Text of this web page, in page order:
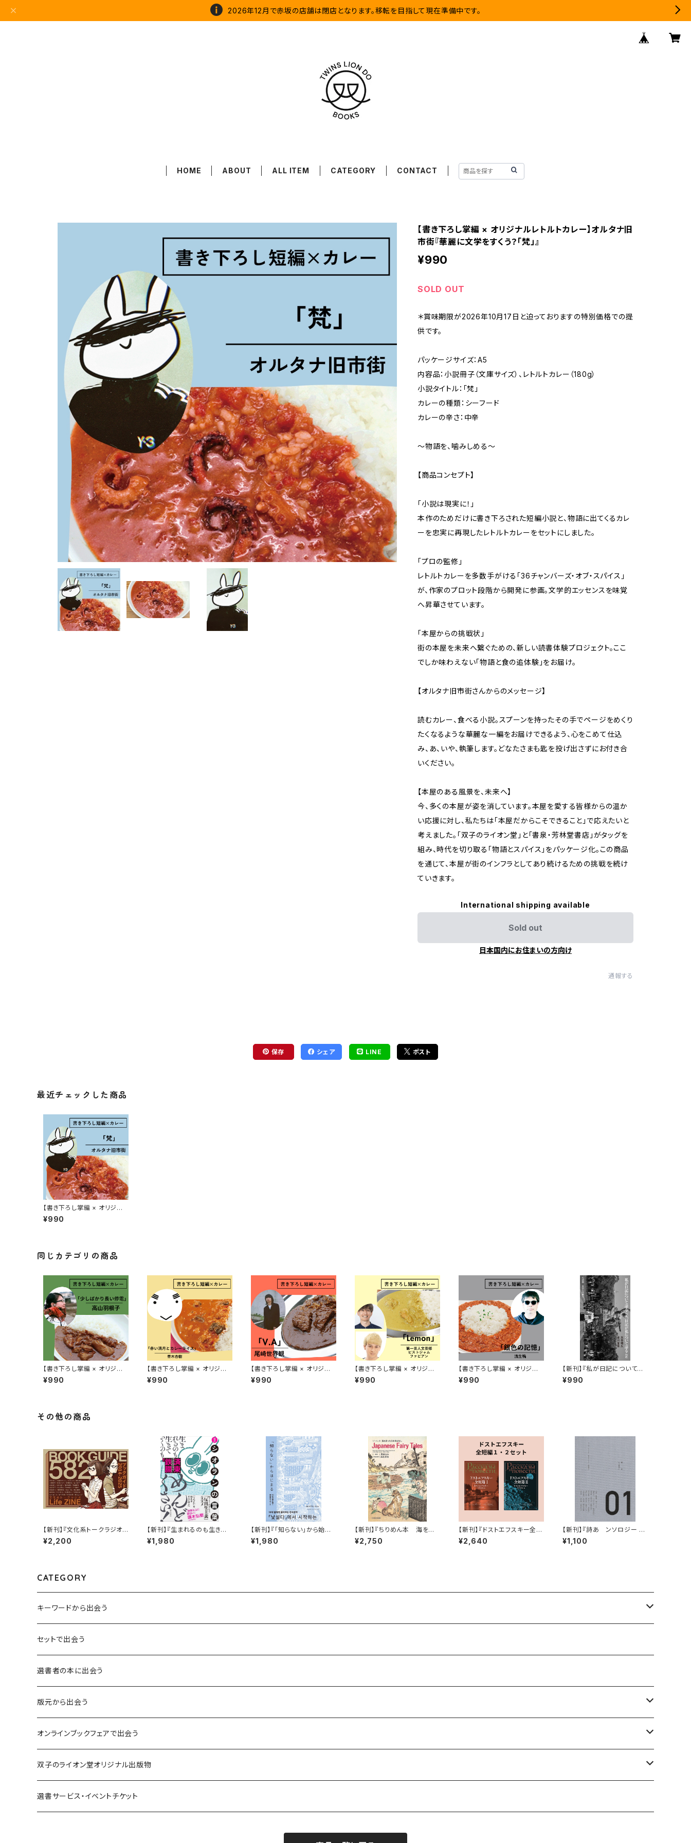
2026年12月で赤坂の店舗は閉店となります。移転を目指して現在準備中です。
HOME ABOUT ALL ITEM CATEGORY CONTACT
【書き下ろし掌編 × オリジナルレトルトカレー】オルタナ旧
市街『華麗に文学をすくう？「梵」』
¥990
SOLD OUT
＊賞味期限が2026年10月17日と迫っておりますの特別価格での提
供です。
パッケージサイズ：A5
内容品：小説冊子（文庫サイズ）、レトルトカレー（180g）
小説タイトル：「梵」
カレーの種類：シーフード
カレーの辛さ：中辛
〜物語を、噛みしめる〜
【商品コンセプト】
「小説は現実に！」
本作のためだけに書き下ろされた短編小説と、物語に出てくるカレ
ーを忠実に再現したレトルトカレーをセットにしました。
「プロの監修」
レトルトカレーを多数手がける「36チャンバーズ・オブ・スパイス」
が、作家のプロット段階から開発に参画。文学的エッセンスを味覚
へ昇華させています。
「本屋からの挑戦状」
街の本屋を未来へ繋ぐための、新しい読書体験プロジェクト。ここ
でしか味わえない「物語と食の追体験」をお届け。
【オルタナ旧市街さんからのメッセージ】
読むカレー、食べる小説。スプーンを持ったその手でページをめくり
たくなるような華麗な一編をお届けできるよう、心をこめて仕込
み、あ、いや、執筆します。どなたさまも匙を投げ出さずにお付き合
いください。
【本屋のある風景を、未来へ】
今、多くの本屋が姿を消しています。本屋を愛する皆様からの温か
い応援に対し、私たちは「本屋だからこそできること」で応えたいと
考えました。「双子のライオン堂」と「書泉・芳林堂書店」がタッグを
組み、時代を切り取る「物語とスパイス」をパッケージ化。この商品
を通じて、本屋が街のインフラとしてあり続けるための挑戦を続け
ていきます。
International shipping available
Sold out
日本国内にお住まいの方向け
通報する
保存 シェア LINE ポスト
最近チェックした商品
【書き下ろし掌編 × オリジナ
ルレトルトカレー】オルタナ旧
市街『華麗に文学をすくう？
¥990
同じカテゴリの商品
【書き下ろし掌編 × オリジナ
ルレトルトカレー】高山羽根子
『華麗に文学をすくう？「少し
¥990
【書き下ろし掌編 × オリジナ
ルレトルトカレー】青木杏樹
『華麗に文学をすくう？「赤い
¥990
【書き下ろし掌編 × オリジナ
ルレトルトカレー】尾崎世界観
『華麗に文学をすくう？「V.A」』
¥990
【書き下ろし掌編 × オリジナ
ルレトルトカレー】第一芸人文
芸部・ピストジャム＆ファビア
¥990
【書き下ろし掌編 × オリジナ
ルレトルトカレー】浅生鴨『華
麗に文学をすくう？「銀色の記
¥990
【新刊】『私が日記について語
ること、日記が私について語る
こと』〈対談録 太田の部屋〉太
¥990
その他の商品
【新刊】『文化系トークラジオLi
fe ZINE~ブックガイド582
冊』
¥2,200
【新刊】『生まれるのも生きて
いくのもめんどくさい！超訳シ
オランの言葉』済東鉄腸（サイ
¥1,980
【新刊】『「知らない」から始ま
る 10代の娘に聞く韓国文学
のこと』（ま）＆ アサノタカオ
¥1,980
【新刊】『ちりめん本 海を渡
った日本昔ばなし』
¥2,750
【新刊】『ドストエフスキー全短
編 ２冊セット』
¥2,640
【新刊】『詩あ ンソロジー 0
1』
¥1,100
CATEGORY
キーワードから出会う
言葉：思考の種となるもの
異界：日常から離れた視点
意志：自ら進む力
解体：固定観念を壊す
熱源：情熱を呼び起こす
共鳴：他者や世界とつながる
セットで出会う
選書者の本に出会う
版元から出会う
荒蝦夷フェア
クオン
寿郎社
オンラインブックフェアで出会う
本屋発の文芸誌『しししし』フェア！！
韓国文学フェア！！
双子のライオン堂オリジナル出版物
書籍
選書サービス・イベントチケット